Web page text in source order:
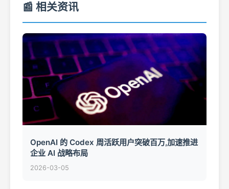
📰 相关资讯
OpenAI 的 Codex 周活跃用户突破百万,加速推进
企业 AI 战略布局
2026-03-05